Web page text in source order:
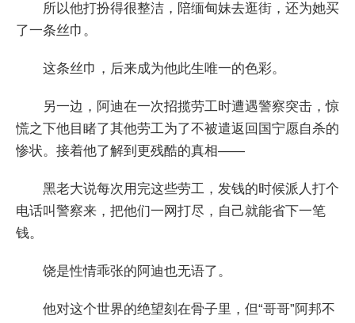
所以他打扮得很整洁，陪缅甸妹去逛街，还为她买
了一条丝巾。
这条丝巾，后来成为他此生唯一的色彩。
另一边，阿迪在一次招揽劳工时遭遇警察突击，惊
慌之下他目睹了其他劳工为了不被遣返回国宁愿自杀的
惨状。接着他了解到更残酷的真相——
黑老大说每次用完这些劳工，发钱的时候派人打个
电话叫警察来，把他们一网打尽，自己就能省下一笔
钱。
饶是性情乖张的阿迪也无语了。
他对这个世界的绝望刻在骨子里，但“哥哥”阿邦不